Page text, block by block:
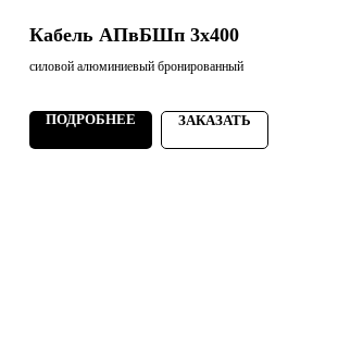
Кабель АПвБШп 3х400
силовой алюминиевый бронированный
ПОДРОБНЕЕ ЗАКАЗАТЬ